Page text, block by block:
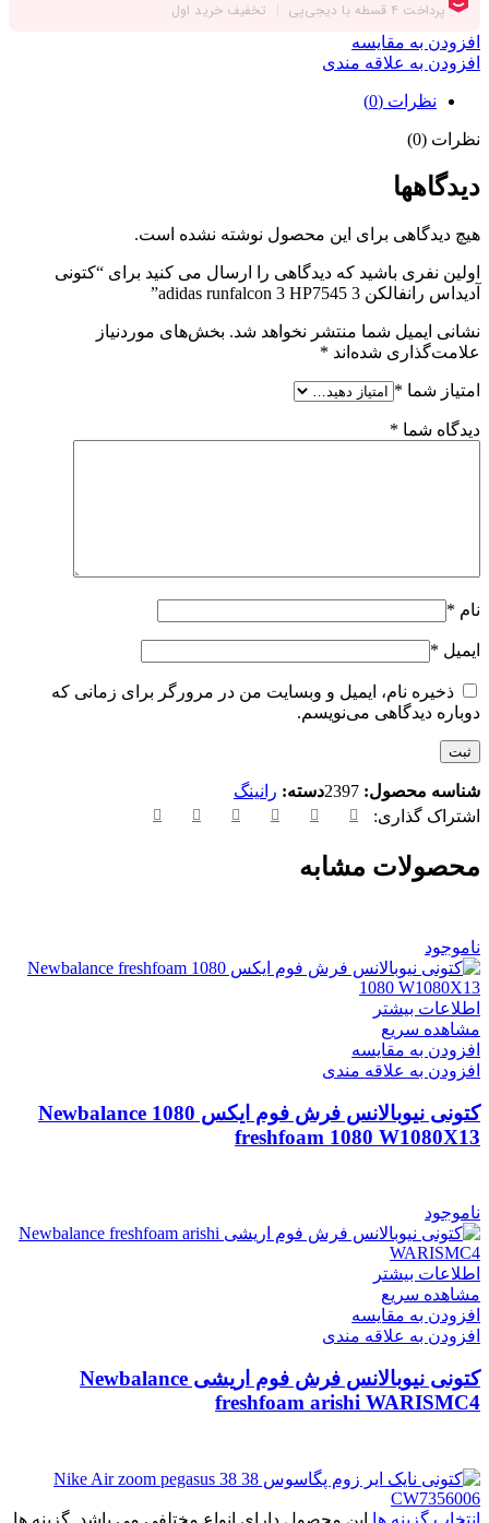
افزودن به مقایسه
افزودن به علاقه مندی
نظرات (0)
نظرات (0)
دیدگاهها
هیچ دیدگاهی برای این محصول نوشته نشده است.
اولین نفری باشید که دیدگاهی را ارسال می کنید برای “کتونی
آدیداس رانفالکن 3 adidas runfalcon 3 HP7545”
نشانی ایمیل شما منتشر نخواهد شد. بخش‌های موردنیاز
علامت‌گذاری شده‌اند *
امتیاز شما *
دیدگاه شما *
نام *
ایمیل *
ذخیره نام، ایمیل و وبسایت من در مرورگر برای زمانی که
دوباره دیدگاهی می‌نویسم.
شناسه محصول: 2397دسته: رانینگ
اشتراک گذاری:
محصولات مشابه
ناموجود
اطلاعات بیشتر
مشاهده سریع
افزودن به مقایسه
افزودن به علاقه مندی
کتونی نیوبالانس فرش فوم ایکس 1080 Newbalance
freshfoam 1080 W1080X13
ناموجود
اطلاعات بیشتر
مشاهده سریع
افزودن به مقایسه
افزودن به علاقه مندی
کتونی نیوبالانس فرش فوم اریشی Newbalance
freshfoam arishi WARISMC4
انتخاب گزینه ها این محصول دارای انواع مختلفی می باشد. گزینه ها